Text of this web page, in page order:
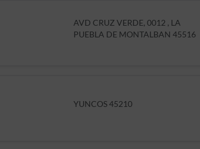
AVD CRUZ VERDE, 0012 , LA
PUEBLA DE MONTALBAN 45516
YUNCOS 45210